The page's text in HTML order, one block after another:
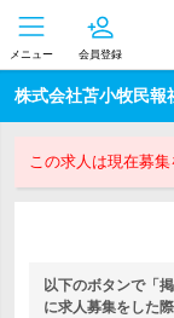
メニュー 会員登録
株式会社苫小牧民報
この求人は現在募集
以下のボタンで「
に求人募集をした